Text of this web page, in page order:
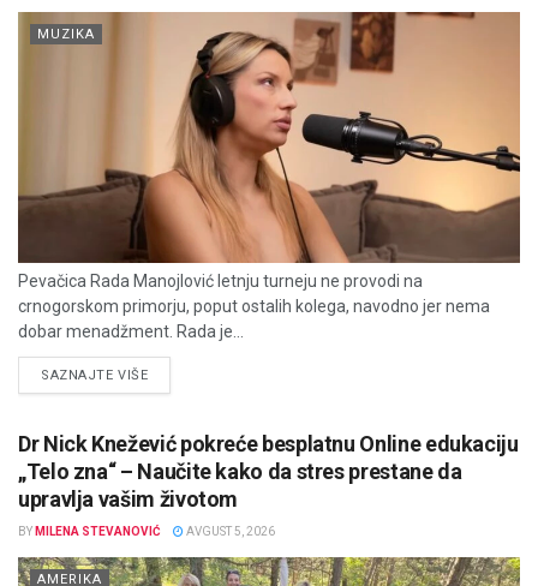
MUZIKA
Pevačica Rada Manojlović letnju turneju ne provodi na
crnogorskom primorju, poput ostalih kolega, navodno jer nema
dobar menadžment. Rada je...
SAZNAJTE VIŠEDETAILS
Dr Nick Knežević pokreće besplatnu Online edukaciju
„Telo zna“ – Naučite kako da stres prestane da
upravlja vašim životom
BY MILENA STEVANOVIĆ AVGUST 5, 2026
AMERIKA